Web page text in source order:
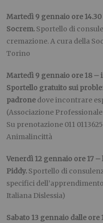
Martedì 9 gennaio ore
Socrem. Sportello di
cremazione. A cura della
Torino
Martedì 9 gennaio ore 18 –
Sportello gratuito sui
padrone dove incontrare
(Associazione
Su prenotazione 011
Animalincittà
Venerdì 12 gennaio ore 17
Piddy. Sportello di
specifici
Italiana Dislessia)
Sabato 13 gennaio dalle ore